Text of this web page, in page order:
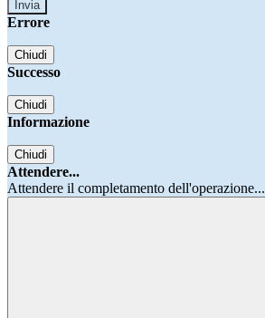
Errore
Chiudi
Successo
Chiudi
Informazione
Chiudi
Attendere...
Attendere il completamento dell'operazione...